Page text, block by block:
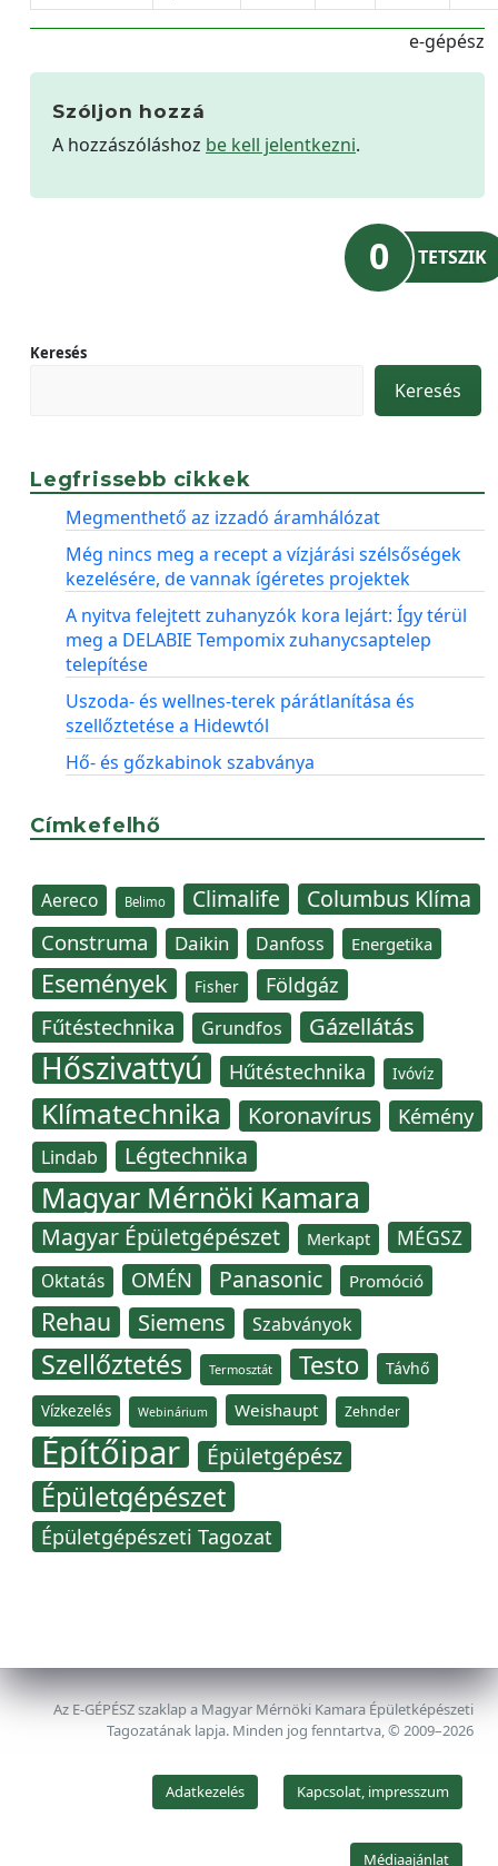
e-gépész
Szóljon hozzá
A hozzászóláshoz be kell jelentkezni.
0 TETSZIK
Keresés
Keresés
Legfrissebb cikkek
Megmenthető az izzadó áramhálózat
Még nincs meg a recept a vízjárási szélsőségek
kezelésére, de vannak ígéretes projektek
A nyitva felejtett zuhanyzók kora lejárt: Így térül
meg a DELABIE Tempomix zuhanycsaptelep
telepítése
Uszoda- és wellnes-terek párátlanítása és
szellőztetése a Hidewtól
Hő- és gőzkabinok szabványa
Címkefelhő
Aereco Belimo Climalife Columbus Klíma
Construma Daikin Danfoss Energetika
Események Fisher Földgáz
Fűtéstechnika Grundfos Gázellátás
Hőszivattyú Hűtéstechnika Ivóvíz
Klímatechnika Koronavírus Kémény
Lindab Légtechnika
Magyar Mérnöki Kamara
Magyar Épületgépészet Merkapt MÉGSZ
Oktatás OMÉN Panasonic Promóció
Rehau Siemens Szabványok
Szellőztetés Termosztát Testo Távhő
Vízkezelés Webinárium Weishaupt Zehnder
Építőipar Épületgépész
Épületgépészet
Épületgépészeti Tagozat
Az E-GÉPÉSZ szaklap a Magyar Mérnöki Kamara Épületképészeti
Tagozatának lapja. Minden jog fenntartva, © 2009–2026
Adatkezelés Kapcsolat, impresszum
Médiaajánlat